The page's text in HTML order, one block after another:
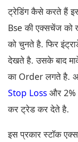
ट्रेडिंग कैसे करते हैं
Bse की एक्सचेंज
को चुनते है. फिर
देखते है. उसके बाद
का Order लगते है.
Stop Loss और 2%
कर ट्रेड कर देते है.
इस प्रकार स्टॉक